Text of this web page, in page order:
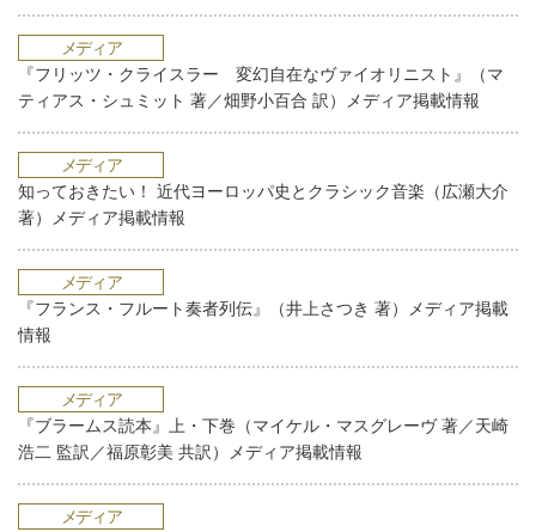
メディア
『フリッツ・クライスラー 変幻自在なヴァイオリニスト』（マ
ティアス・シュミット 著／畑野小百合 訳）メディア掲載情報
メディア
知っておきたい！ 近代ヨーロッパ史とクラシック音楽（広瀬大介
著）メディア掲載情報
メディア
『フランス・フルート奏者列伝』（井上さつき 著）メディア掲載
情報
メディア
『ブラームス読本』上・下巻（マイケル・マスグレーヴ 著／天崎
浩二 監訳／福原彰美 共訳）メディア掲載情報
メディア